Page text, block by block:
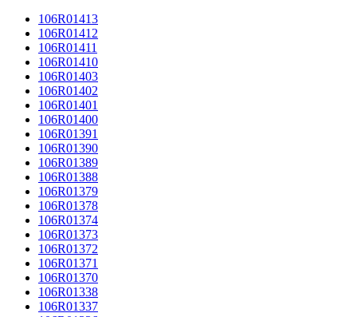
106R01413
106R01412
106R01411
106R01410
106R01403
106R01402
106R01401
106R01400
106R01391
106R01390
106R01389
106R01388
106R01379
106R01378
106R01374
106R01373
106R01372
106R01371
106R01370
106R01338
106R01337